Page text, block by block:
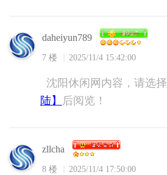
daheiyun789
7 楼 2025/11/4 15:42:00
沈阳休闲网内容，请选择
陆】
后阅览！
zllcha
8 楼 2025/11/4 17:50:00